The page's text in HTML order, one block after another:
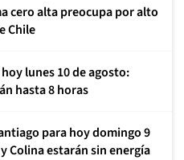
cero alta preocupa por alto
Chile
lunes 10 de agosto:
hasta 8 horas
para hoy domingo 9
Colina estarán sin energía